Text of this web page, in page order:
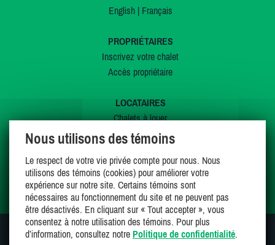
English| Français
PROPRIÉTAIRES
Inscrivez votre chalet
Accès propriétaire
LOCATAIRES
Chalets à louer
Chalets à vendre
Offres spéciales
Mes favoris
SUIVEZ-NOUS SUR
Nous utilisons des témoins
Le respect de votre vie privée compte pour nous. Nous
utilisons des témoins (cookies) pour améliorer votre
expérience sur notre site. Certains témoins sont
nécessaires au fonctionnement du site et ne peuvent pas
être désactivés. En cliquant sur « Tout accepter », vous
consentez à notre utilisation des témoins. Pour plus
d’information, consultez notre Politique de confidentialité.